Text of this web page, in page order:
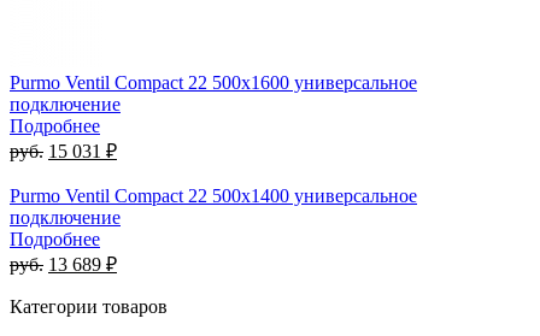
Purmo Ventil Compact 22 500х1600 универсальное
подключение
Подробнее
руб. 15 031 ₽
Purmo Ventil Compact 22 500х1400 универсальное
подключение
Подробнее
руб. 13 689 ₽
Категории товаров